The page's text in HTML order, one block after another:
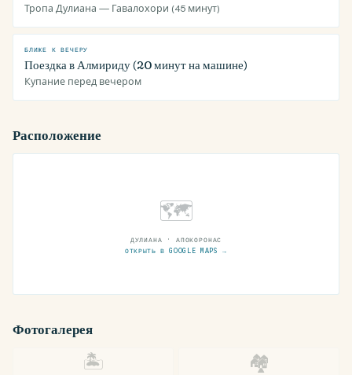
Тропа Дулиана — Гавалохори (45 минут)
БЛИЖЕ К ВЕЧЕРУ
Поездка в Алмириду (20 минут на машине)
Купание перед вечером
Расположение
🗺
ДУЛИАНА · АПОКОРОНАС
ОТКРЫТЬ В GOOGLE MAPS →
Фотогалерея
🏝
🏘